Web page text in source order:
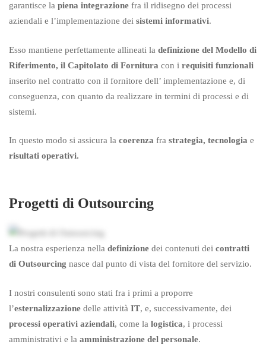
garantisce la piena integrazione fra il ridisegno dei processi
aziendali e l’implementazione dei sistemi informativi.
Esso mantiene perfettamente allineati la definizione del Modello di
Riferimento, il Capitolato di Fornitura con i requisiti funzionali
inserito nel contratto con il fornitore dell’ implementazione e, di
conseguenza, con quanto da realizzare in termini di processi e di
sistemi.
In questo modo si assicura la coerenza fra strategia, tecnologia e
risultati operativi.
Progetti di Outsourcing
La nostra esperienza nella definizione dei contenuti dei contratti
di Outsourcing nasce dal punto di vista del fornitore del servizio.
I nostri consulenti sono stati fra i primi a proporre
l’esternalizzazione delle attività IT, e, successivamente, dei
processi operativi aziendali, come la logistica, i processi
amministrativi e la amministrazione del personale.